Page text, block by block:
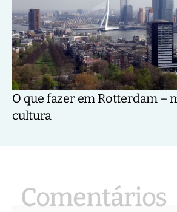
O que fazer em Rotterdam –
cultura